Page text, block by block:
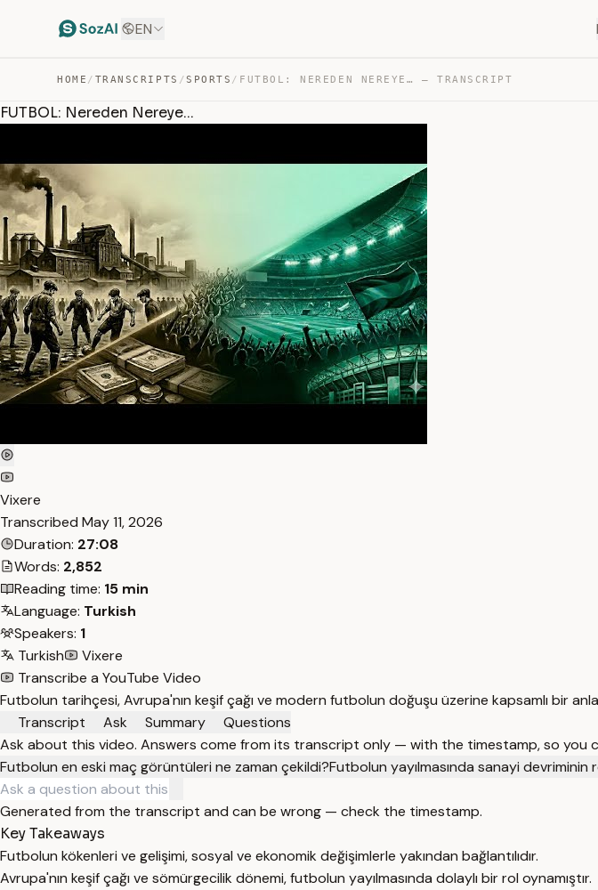
EN
HOME / TRANSCRIPTS /SPORTS / FUTBOL: NEREDEN NEREYE… — TRANSCRIPT
FUTBOL: Nereden Nereye...
Vixere
Transcribed May 11, 2026
Duration: 27:08
Words: 2,852
Reading time: 15 min
Language: Turkish
Speakers: 1
Turkish
Vixere
Transcribe a YouTube Video
Futbolun tarihçesi, Avrupa'nın keşif çağı ve modern futbolun doğuşu üzerine kapsamlı bir
Transcript
Ask Summary
Questions
Ask about this video. Answers come from its transcript only — with the timestamp, so you
Futbolun en eski maç görüntüleri ne zaman çekildi?Futbolun yayılmasında sanayi devriminin
Generated from the transcript and can be wrong — check the timestamp.
Key Takeaways
Futbolun kökenleri ve gelişimi, sosyal ve ekonomik değişimlerle yakından bağlantılıdır.
Avrupa'nın keşif çağı ve sömürgecilik dönemi, futbolun yayılmasında dolaylı bir rol oynamıştır.